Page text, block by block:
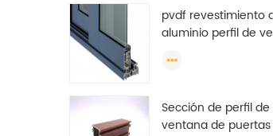
armario OEM
pvdf revestimiento
aluminio perfil de
ranura en t perfil de
Sección de perfil de
ventana de